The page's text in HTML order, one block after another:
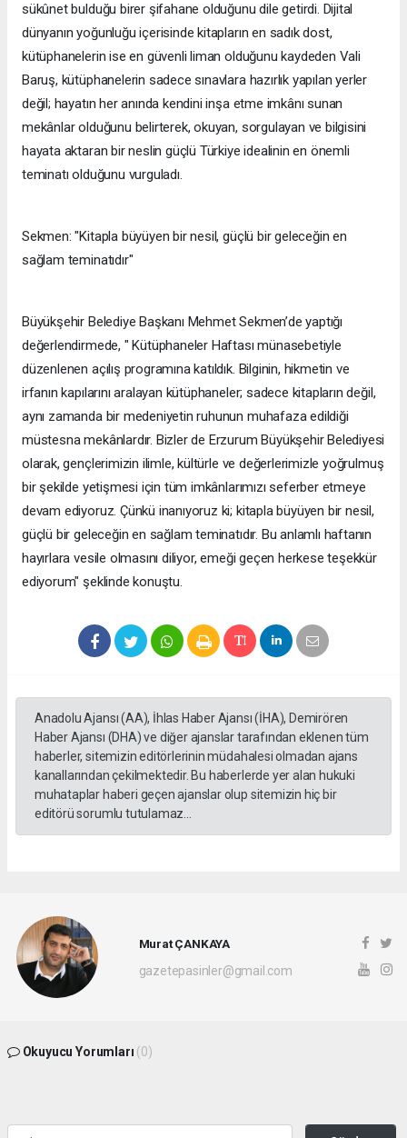
sükûnet bulduğu birer şifahane olduğunu dile getirdi. Dijital
dünyanın yoğunluğu içerisinde kitapların en sadık dost,
kütüphanelerin ise en güvenli liman olduğunu kaydeden Vali
Baruş, kütüphanelerin sadece sınavlara hazırlık yapılan yerler
değil; hayatın her anında kendini inşa etme imkânı sunan
mekânlar olduğunu belirterek, okuyan, sorgulayan ve bilgisini
hayata aktaran bir neslin güçlü Türkiye idealinin en önemli
teminatı olduğunu vurguladı.
Sekmen: "Kitapla büyüyen bir nesil, güçlü bir geleceğin en
sağlam teminatıdır"
Büyükşehir Belediye Başkanı Mehmet Sekmen’de yaptığı
değerlendirmede, " Kütüphaneler Haftası münasebetiyle
düzenlenen açılış programına katıldık. Bilginin, hikmetin ve
irfanın kapılarını aralayan kütüphaneler; sadece kitapların değil,
aynı zamanda bir medeniyetin ruhunun muhafaza edildiği
müstesna mekânlardır. Bizler de Erzurum Büyükşehir Belediyesi
olarak, gençlerimizin ilimle, kültürle ve değerlerimizle yoğrulmuş
bir şekilde yetişmesi için tüm imkânlarımızı seferber etmeye
devam ediyoruz. Çünkü inanıyoruz ki; kitapla büyüyen bir nesil,
güçlü bir geleceğin en sağlam teminatıdır. Bu anlamlı haftanın
hayırlara vesile olmasını diliyor, emeği geçen herkese teşekkür
ediyorum" şeklinde konuştu.
Anadolu Ajansı (AA), İhlas Haber Ajansı (İHA), Demirören
Haber Ajansı (DHA) ve diğer ajanslar tarafından eklenen tüm
haberler, sitemizin editörlerinin müdahalesi olmadan ajans
kanallarından çekilmektedir. Bu haberlerde yer alan hukuki
muhataplar haberi geçen ajanslar olup sitemizin hiç bir
editörü sorumlu tutulamaz...
Murat ÇANKAYA
gazetepasinler@gmail.com
Okuyucu Yorumları (0)